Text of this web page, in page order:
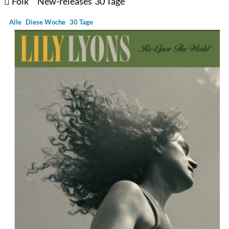
Alle Diese Woche 30 Tage